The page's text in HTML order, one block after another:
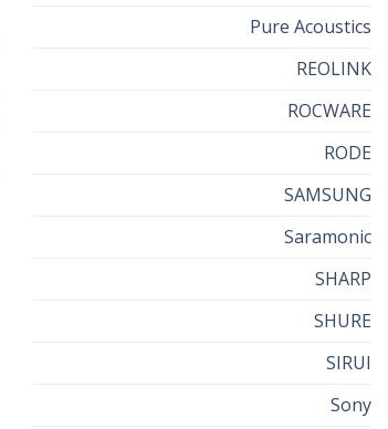
Pure Acoustics
REOLINK
ROCWARE
RODE
SAMSUNG
Saramonic
SHARP
SHURE
SIRUI
Sony